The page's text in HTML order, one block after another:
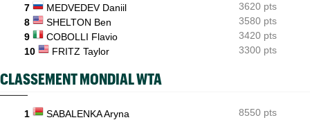
7
MEDVEDEV Daniil
3620 pts
8
SHELTON Ben
3580 pts
9
COBOLLI Flavio
3420 pts
10
FRITZ Taylor 3300 pts
CLASSEMENT MONDIAL WTA
1 SABALENKA Aryna
8550 pts